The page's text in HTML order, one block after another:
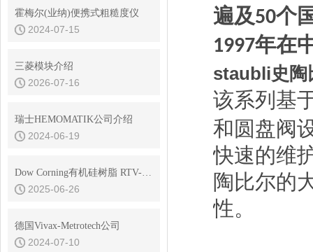
霍梅尔(业纳)便携式粗糙度仪
2024-07-15
三菱模块介绍
2026-07-16
瑞士HEMOMATIK公司介绍
2024-06-19
Dow Corning有机硅树脂 RTV-3145 是电子元器件的守护神，透明密封
2025-06-26
德国Vivax-Metrotech公司
2024-07-10
遍及50个
1997年在
staubli史陶
该系列基
和圆盘阀
快速的维
陶比尔的
性。